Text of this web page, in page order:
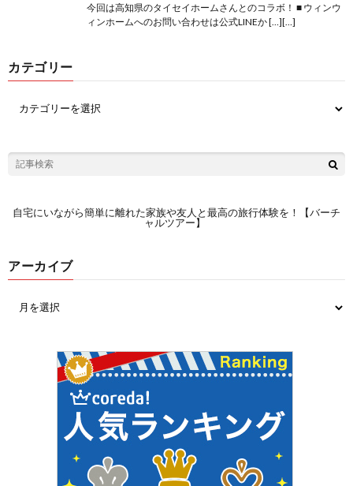
今回は高知県のタイセイホームさんとのコラボ！ ■ ウィンウ
ィンホームへのお問い合わせは公式LINEか […][…]
カテゴリー
自宅にいながら簡単に離れた家族や友人と最高の旅行体験を！【バーチ
ャルツアー】
アーカイブ